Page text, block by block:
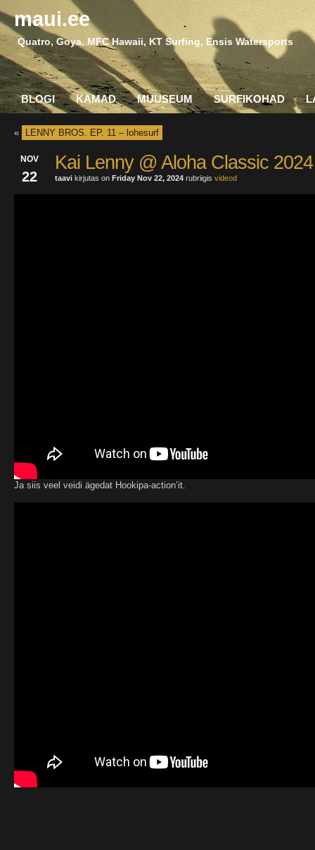
maui.ee
Quatro, Goya, MFC Hawaii, KT Surfing, Ensis Watersports
BLOGI KAMAD MUUSEUM SURFIKOHAD
« LENNY BROS. EP. 11 – lohesurf
NOV
22
Kai Lenny @ Aloha Classic 2024
taavi kirjutas on Friday Nov 22, 2024 rubriigis videod
Ja siis veel veidi ägedat Hookipa-action’it.